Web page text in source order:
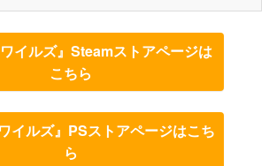
ワイルズ』Steamストアページは
こちら
イルズ』PSストアページはこち
ら